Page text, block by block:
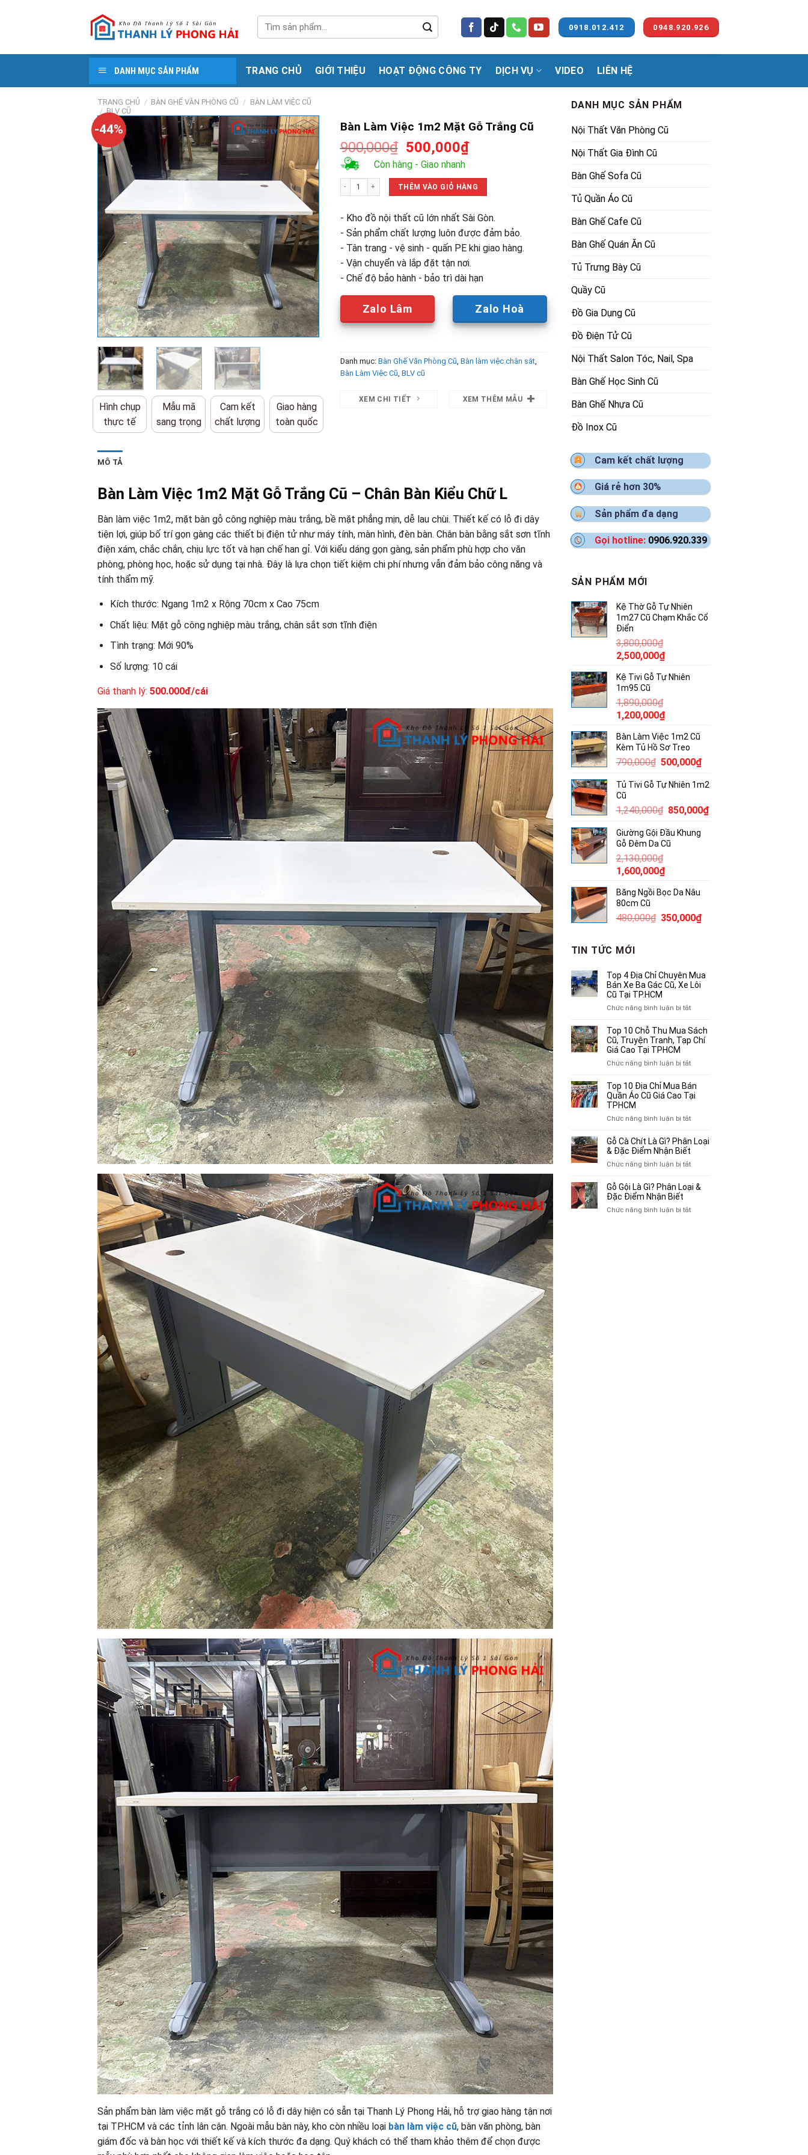
kiếm:
0918.012.412 0948.920.926
DANH MỤC SẢN PHẨM TRANG CHỦ GIỚI THIỆU HOẠT ĐỘNG CÔNG TY DỊCH VỤ VIDEO LIÊN HỆ
TRANG CHỦ / BÀN GHẾ VĂN PHÒNG CŨ / BÀN LÀM VIỆC CŨ
/ BLV CŨ
-44%
Hình chụp
thực tế
Mẫu mã
sang trọng
Cam kết
chất lượng
Giao hàng
toàn quốc
Bàn Làm Việc 1m2 Mặt Gỗ Trắng Cũ
900,000₫ Giá
gốc
là:
900,000₫.
500,000₫Giá
tại
là:
Còn hàng - Giao nhanh
Bàn Làm Việc 1m2 Mặt Gỗ Trắng Cũ số lượng
THÊM VÀO GIỎ HÀNG
- Kho đồ nội thất cũ lớn nhất Sài Gòn.
- Sản phẩm chất lượng luôn được đảm bảo.
- Tân trang - vệ sinh - quấn PE khi giao hàng.
- Vận chuyển và lắp đặt tận nơi.
- Chế độ bảo hành - bảo trì dài hạn
Zalo Lâm Zalo Hoà
Danh mục: Bàn Ghế Văn Phòng Cũ Bàn làm việc chân sắt,
Bàn Làm Việc Cũ BLV cũ
XEM CHI TIẾT XEM THÊM MẪU
MÔ TẢ
Bàn Làm Việc 1m2 Mặt Gỗ Trắng Cũ – Chân Bàn Kiểu Chữ L
Bàn làm việc 1m2, mặt bàn gỗ công nghiệp màu trắng, bề mặt phẳng mịn, dễ lau chùi. Thiết kế có lỗ đi dây
tiện lợi, giúp bố trí gọn gàng các thiết bị điện tử như máy tính, màn hình, đèn bàn. Chân bàn bằng sắt sơn tĩnh
điện xám, chắc chắn, chịu lực tốt và hạn chế han gỉ. Với kiểu dáng gọn gàng, sản phẩm phù hợp cho văn
phòng, phòng học, hoặc sử dụng tại nhà. Đây là lựa chọn tiết kiệm chi phí nhưng vẫn đảm bảo công năng và
tính thẩm mỹ.
Kích thước: Ngang 1m2 x Rộng 70cm x Cao 75cm
Chất liệu: Mặt gỗ công nghiệp màu trắng, chân sắt sơn tĩnh điện
Tình trạng: Mới 90%
Số lượng: 10 cái
Giá thanh lý: 500.000đ/cái
Sản phẩm bàn làm việc mặt gỗ trắng có lỗ đi dây hiện có sẵn tại Thanh Lý Phong Hải, hỗ trợ giao hàng tận nơi
tại TP.HCM và các tỉnh lân cận. Ngoài mẫu bàn này, kho còn nhiều loại bàn làm việc cũ, bàn văn phòng, bàn
giám đốc và bàn học với thiết kế và kích thước đa dạng. Quý khách có thể tham khảo thêm để chọn được
DANH MỤC SẢN PHẨM
Nội Thất Văn Phòng Cũ
Nội Thất Gia Đình Cũ
Bàn Ghế Sofa Cũ
Tủ Quần Áo Cũ
Bàn Ghế Cafe Cũ
Bàn Ghế Quán Ăn Cũ
Tủ Trưng Bày Cũ
Quầy Cũ
Đồ Gia Dụng Cũ
Đồ Điện Tử Cũ
Nội Thất Salon Tóc, Nail, Spa
Bàn Ghế Học Sinh Cũ
Bàn Ghế Nhựa Cũ
Đồ Inox Cũ
Cam kết chất lượng
Giá rẻ hơn 30%
Sản phẩm đa dạng
Gọi hotline: 0906.920.339
SẢN PHẨM MỚI
Kệ Thờ Gỗ Tự Nhiên
1m27 Cũ Chạm Khắc Cổ
Điển
3,800,000₫
Giá
là:
3,800,000₫.
2,500,000₫Giá
tại
Kệ Tivi Gỗ Tự Nhiên
1m95 Cũ
1,890,000₫
Giá
là:
1,890,000₫.
1,200,000₫Giá
tại
là:
1,200,000₫.
Bàn Làm Việc 1m2 Cũ
Kèm Tủ Hồ Sơ Treo
790,000₫ Giá
là:
500,000₫Giá
tại
500,000₫.
Tủ Tivi Gỗ Tự Nhiên 1m2
Cũ
1,240,000₫ Giá
là:
1,240,000₫.
850,000₫Giá
Giường Gội Đầu Khung
Gỗ Đêm Da Cũ
2,130,000₫
Giá
là:
2,130,000₫.
1,600,000₫Giá
tại
1,600,000₫.
Băng Ngồi Bọc Da Nâu
80cm Cũ
480,000₫ Giá
350,000₫Giá
TIN TỨC MỚI
Top 4 Địa Chỉ Chuyên Mua
Bán Xe Ba Gác Cũ, Xe Lôi
Cũ Tại TP.HCM
Chức năng bình luận bị tắtở
4
Địa
Xe
Ba
Cũ,
Lôi
Cũ
Tại
Top 10 Chỗ Thu Mua Sách
Cũ, Truyện Tranh, Tạp Chí
Giá Cao Tại TPHCM
Chức năng bình luận bị tắtở
10
Chỗ
Truyện
Tranh,
Tạp
Giá
Tại
Top 10 Địa Chỉ Mua Bán
Quần Áo Cũ Giá Cao Tại
TPHCM
Chức năng bình luận bị tắtở
10
Địa
Mua
Quần
Cũ
Gỗ Cà Chít Là Gì? Phân Loại
& Đặc Điểm Nhận Biết
Chức năng bình luận bị tắtở
Cà
Gì?
Gỗ Gội Là Gì? Phân Loại &
Đặc Điểm Nhận Biết
Chức năng bình luận bị tắtở